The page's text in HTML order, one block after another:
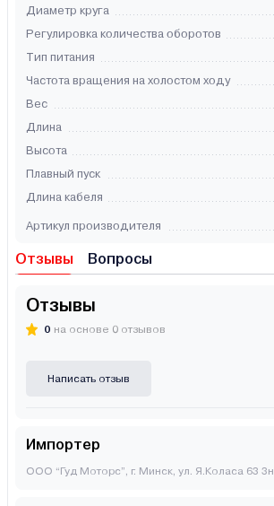
Диаметр круга
Регулировка количества оборотов
Тип питания
Частота вращения на холостом ходу
Вес
Длина
Высота
Плавный пуск
Длина кабеля
Артикул производителя
Отзывы Вопросы
Отзывы
0 на основе 0 отзывов
Написать отзыв
Импортер
ООО “Гуд Моторс”, г. Минск, ул. Я.Коласа 63 3н